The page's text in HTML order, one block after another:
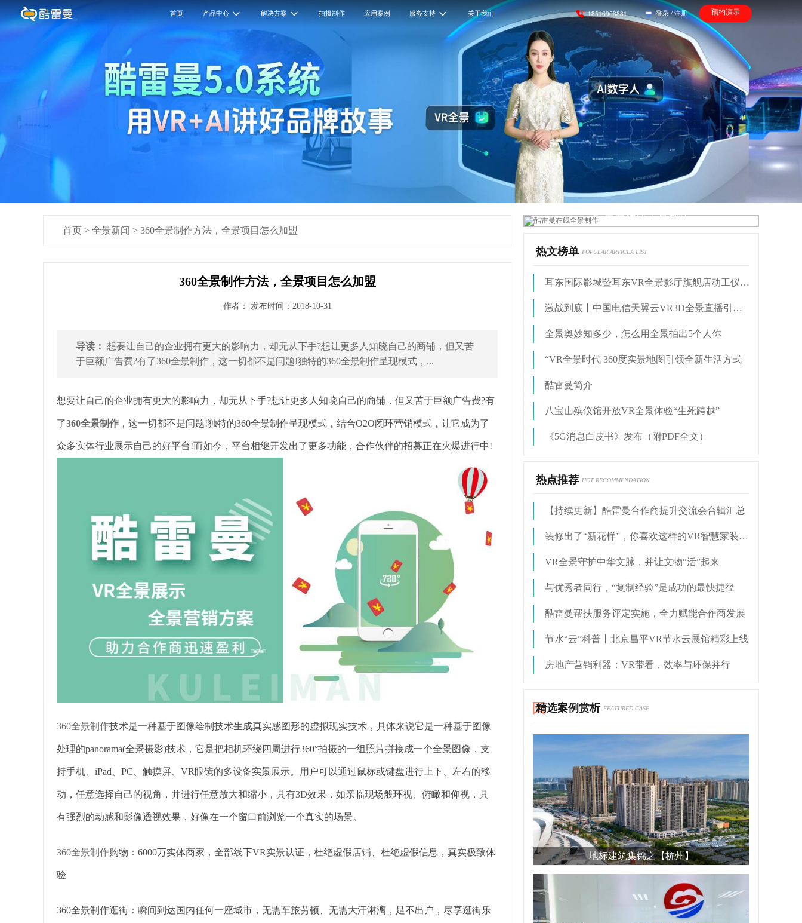
首页 产品中心 解决方案 拍摄制作 应用案例 服务支持 关于我们 18516908881 登录 / 注册 预约演示
首页 > 全景新闻 > 360全景制作方法，全景项目怎么加盟
360全景制作方法，全景项目怎么加盟
作者： 发布时间：2018-10-31
导读： 想要让自己的企业拥有更大的影响力，却无从下手?想让更多人知晓自己的商铺，但又苦
于巨额广告费?有了360全景制作，这一切都不是问题!独特的360全景制作呈现模式，...
想要让自己的企业拥有更大的影响力，却无从下手?想让更多人知晓自己的商铺，但又苦于巨额广告费?有
了360全景制作 ，这一切都不是问题!独特的360全景制作呈现模式，结合O2O闭环营销模式，让它成为了
众多实体行业展示自己的好平台!而如今，平台相继开发出了更多功能，合作伙伴的招募正在火爆进行中!
360全景制作技术是一种基于图像绘制技术生成真实感图形的虚拟现实技术，具体来说它是一种基于图像
处理的panorama(全景摄影)技术，它是把相机环绕四周进行360°拍摄的一组照片拼接成一个全景图像，支
持手机、iPad、PC、触摸屏、VR眼镜的多设备实景展示。用户可以通过鼠标或键盘进行上下、左右的移
动，任意选择自己的视角，并进行任意放大和缩小，具有3D效果，如亲临现场般环视、俯瞰和仰视，具
有强烈的动感和影像透视效果，好像在一个窗口前浏览一个真实的场景。
360全景制作购物：6000万实体商家，全部线下VR实景认证，杜绝虚假店铺、杜绝虚假信息，真实极致体
验
360全景制作逛街：瞬间到达国内任何一座城市，无需车旅劳顿、无需大汗淋漓，足不出户，尽享逛街乐
酷雷曼在线全景制作
热文榜单 POPULAR ARTICLA LIST
耳东国际影城暨耳东VR全景影厅旗舰店动工仪式盛大举行
激战到底丨中国电信天翼云VR3D全景直播引燃拳击热火
全景奥妙知多少，怎么用全景拍出5个人你
“VR全景时代 360度实景地图引领全新生活方式
酷雷曼简介
八宝山殡仪馆开放VR全景体验“生死跨越”
《5G消息白皮书》发布（附PDF全文）
热点推荐 HOT RECOMMENDATION
【持续更新】酷雷曼合作商提升交流会合辑汇总
装修出了“新花样”，你喜欢这样的VR智慧家装吗？
VR全景守护中华文脉，并让文物“活”起来
与优秀者同行，“复制经验”是成功的最快捷径
酷雷曼帮扶服务评定实施，全力赋能合作商发展
节水“云”科普丨北京昌平VR节水云展馆精彩上线
房地产营销利器：VR带看，效率与环保并行
精选案例赏析 FEATURED CASE
地标建筑集锦之【杭州】